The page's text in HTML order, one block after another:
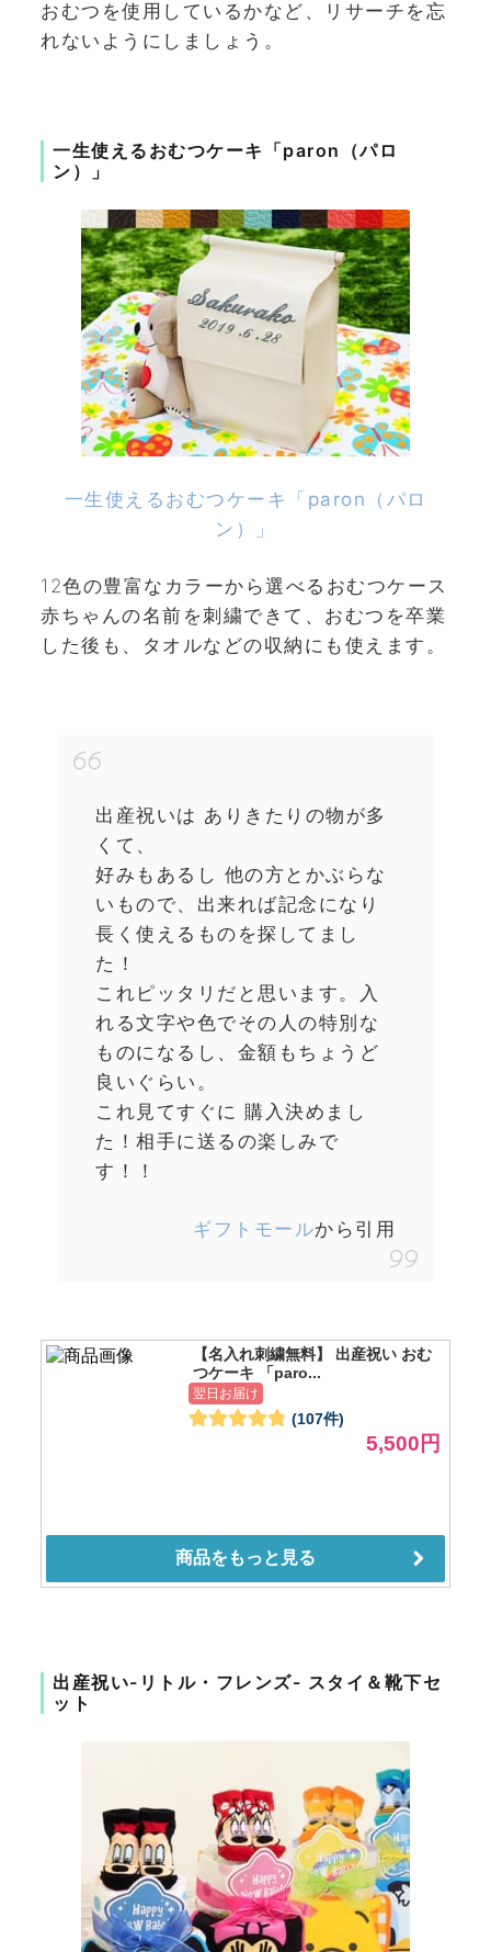
おむつを使用しているかなど、リサーチを忘
れないようにしましょう。
一生使えるおむつケーキ「paron（パロ
ン）」
一生使えるおむつケーキ「paron（パロ
ン）」
12色の豊富なカラーから選べるおむつケース
赤ちゃんの名前を刺繍できて、おむつを卒業
した後も、タオルなどの収納にも使えます。
出産祝いは ありきたりの物が多
くて、
好みもあるし 他の方とかぶらな
いもので、出来れば記念になり
長く使えるものを探してまし
た！
これピッタリだと思います。入
れる文字や色でその人の特別な
ものになるし、金額もちょうど
良いぐらい。
これ見てすぐに 購入決めまし
た！相手に送るの楽しみで
す！！
ギフトモールから引用
出産祝い-リトル・フレンズ- スタイ＆靴下セ
ット